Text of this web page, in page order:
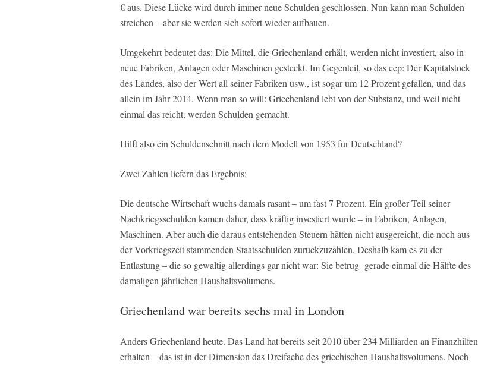
€ aus. Diese Lücke wird durch immer neue Schulden geschlossen. Nun kann man Schulden
streichen – aber sie werden sich sofort wieder aufbauen.
Umgekehrt bedeutet das: Die Mittel, die Griechenland erhält, werden nicht investiert, also in
neue Fabriken, Anlagen oder Maschinen gesteckt. Im Gegenteil, so das cep: Der Kapitalstock
des Landes, also der Wert all seiner Fabriken usw., ist sogar um 12 Prozent gefallen, und das
allein im Jahr 2014. Wenn man so will: Griechenland lebt von der Substanz, und weil nicht
einmal das reicht, werden Schulden gemacht.
Hilft also ein Schuldenschnitt nach dem Modell von 1953 für Deutschland?
Zwei Zahlen liefern das Ergebnis:
Die deutsche Wirtschaft wuchs damals rasant – um fast 7 Prozent. Ein großer Teil seiner
Nachkriegsschulden kamen daher, dass kräftig investiert wurde – in Fabriken, Anlagen,
Maschinen. Aber auch die daraus entstehenden Steuern hätten nicht ausgereicht, die noch aus
der Vorkriegszeit stammenden Staatsschulden zurückzuzahlen. Deshalb kam es zu der
Entlastung – die so gewaltig allerdings gar nicht war: Sie betrug gerade einmal die Hälfte des
damaligen jährlichen Haushaltsvolumens.
Griechenland war bereits sechs mal in London
Anders Griechenland heute. Das Land hat bereits seit 2010 über 234 Milliarden an Finanzhilfen
erhalten – das ist in der Dimension das Dreifache des griechischen Haushaltsvolumens. Noch